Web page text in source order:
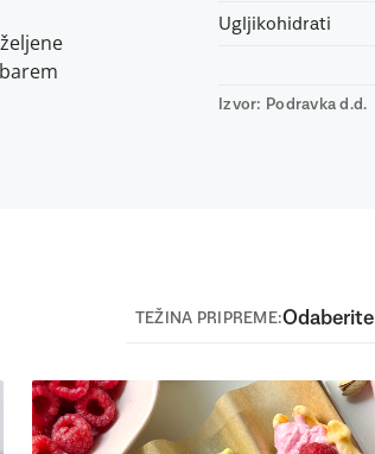
Ugljikohidrati
Izvor: Podravka d.d.
TEŽINA PRIPREME:Odaberite